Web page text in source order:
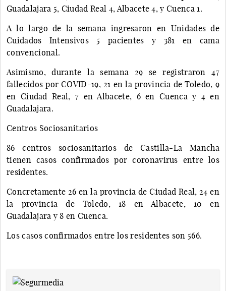
Guadalajara 5, Ciudad Real 4, Albacete 4, y Cuenca 1.
A lo largo de la semana ingresaron en Unidades de
Cuidados Intensivos 5 pacientes y 381 en cama
convencional.
Asimismo, durante la semana 29 se registraron 47
fallecidos por COVID-19, 21 en la provincia de Toledo, 9
en Ciudad Real, 7 en Albacete, 6 en Cuenca y 4 en
Guadalajara.
Centros Sociosanitarios
86 centros sociosanitarios de Castilla-La Mancha
tienen casos confirmados por coronavirus entre los
residentes.
Concretamente 26 en la provincia de Ciudad Real, 24 en
la provincia de Toledo, 18 en Albacete, 10 en
Guadalajara y 8 en Cuenca.
Los casos confirmados entre los residentes son 566.